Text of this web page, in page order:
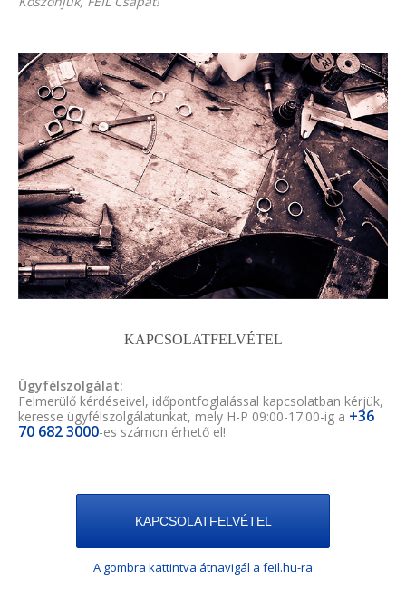
KAPCSOLATFELVÉTEL
Ügyfélszolgálat:
Felmerülő kérdéseivel, időpontfoglalással kapcsolatban kérjük,
keresse ügyfélszolgálatunkat, mely H-P 09:00-17:00-ig a +36
70 682 3000-es számon érhető el!
KAPCSOLATFELVÉTEL
A gombra kattintva átnavigál a feil.hu-ra